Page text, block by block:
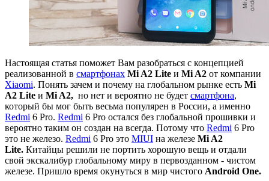
Настоящая статья поможет Вам разобраться с концепцией
реализованной в смартфонах Mi A2 Lite и Mi A2 от компании
Xiaomi. Понять зачем и почему на глобальном рынке есть Mi
A2 Lite и Mi A2, но нет и вероятно не будет смартфона,
который бы мог быть весьма популярен в России, а именно
Redmi 6 Pro. Redmi 6 Pro остался без глобальной прошивки и
вероятно таким он создан на всегда. Потому что Redmi 6 Pro
это не железо. Redmi 6 Pro это MIUI на железе Mi A2
Lite. Китайцы решили не портить хорошую вещь и отдали
свой экскалибур глобальному миру в первозданном - чистом
железе. Пришло время окунуться в мир чистого Android One.